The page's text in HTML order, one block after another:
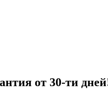
от 30-ти